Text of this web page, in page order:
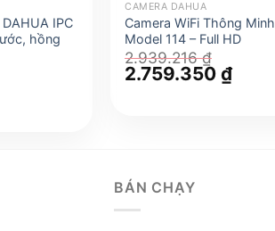
IPC
hồng
CAMERA DAHUA
Camera WiFi Thông Minh
Model 114 – Full HD
2.939.216₫
Giá
gốc
2.759.350₫Giá
BÁN CHẠY